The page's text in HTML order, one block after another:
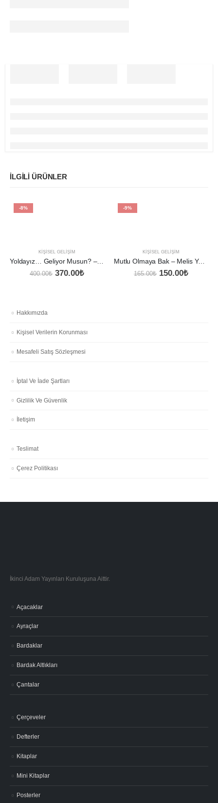
İLGILI ÜRÜNLER
-8%
KIŞISEL GELIŞIM
Yoldayız… Geliyor Musun? – Psikolog Elif Öztürk
400.00₺ Orijinal
370.00₺Şu
-9%
KIŞISEL GELIŞIM
Mutlu Olmaya Bak – Melis Yavuz
165.00₺ Orijinal
150.00₺Şu
Hakkımızda
Kişisel Verilerin Korunması
Mesafeli Satış Sözleşmesi
İptal Ve İade Şartları
Gizlilik Ve Güvenlik
İletişim
Teslimat
Çerez Politikası
İkinci Adam Yayınları Kuruluşuna Aittir.
Açacaklar
Ayraçlar
Bardaklar
Bardak Altlıkları
Çantalar
Çerçeveler
Defterler
Kitaplar
Mini Kitaplar
Posterler